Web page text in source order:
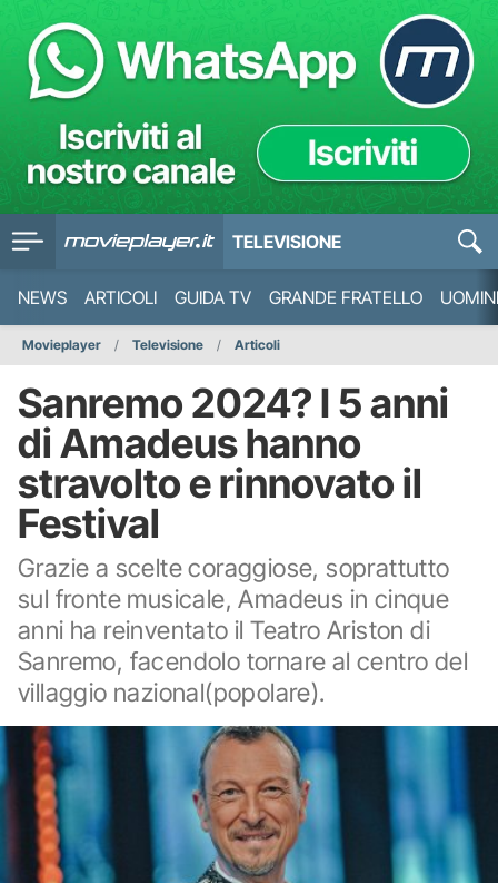
TELEVISIONE
NEWS ARTICOLI GUIDA TV GRANDE FRATELLO
Movieplayer Televisione Articoli
Sanremo 2024? I 5 anni
di Amadeus hanno
stravolto e rinnovato il
Festival
Grazie a scelte coraggiose, soprattutto
sul fronte musicale, Amadeus in cinque
anni ha reinventato il Teatro Ariston di
Sanremo, facendolo tornare al centro del
villaggio nazional(popolare).